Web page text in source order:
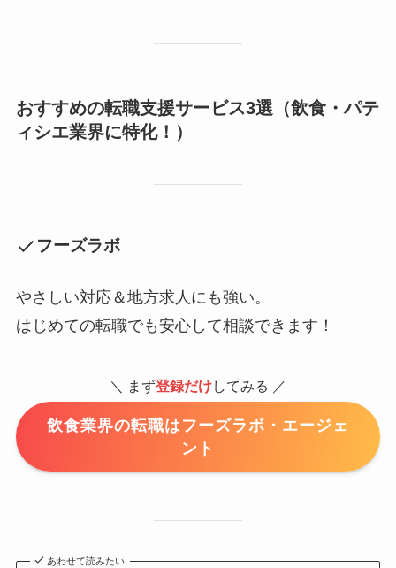
おすすめの転職支援サービス3選（飲食・パテ
ィシエ業界に特化！）
フーズラボ
やさしい対応＆地方求人にも強い。
はじめての転職でも安心して相談できます！
＼ まず登録だけしてみる ／
飲食業界の転職はフーズラボ・エージェ
ント
あわせて読みたい